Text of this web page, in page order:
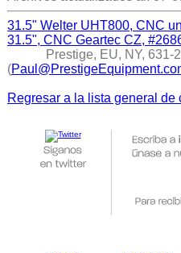
31.5" Welter UHT800, CNC
31.5", CNC Geartec CZ,
Prestige, EU, NY, 631-
(
Regresar a la lista general de